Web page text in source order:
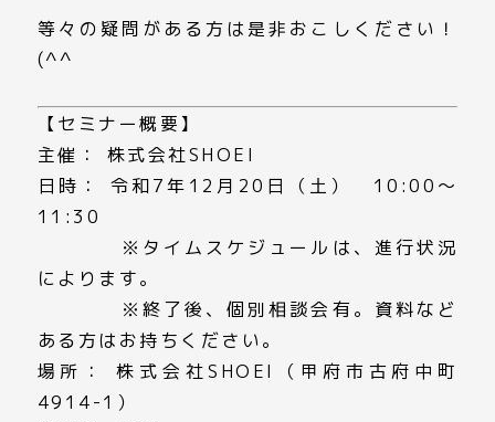
等々の疑問がある方は是非おこしください！
(^^
【セミナー概要】
主催： 株式会社SHOEI
日時： 令和7年12月20日（土） 10:00～
11:30
※タイムスケジュールは、進行状況
によります。
※終了後、個別相談会有。資料など
ある方はお持ちください。
場所： 株式会社SHOEI（甲府市古府中町
4914-1）